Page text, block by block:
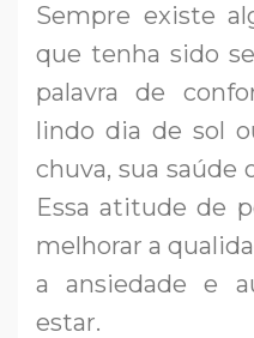
Sempre existe
que tenha sido
palavra de
lindo dia de sol
chuva, sua saúde
Essa atitude de
melhorar a
a ansiedade e
estar.